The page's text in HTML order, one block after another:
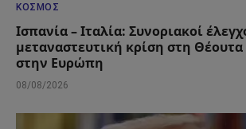
ΚΌΣΜΟΣ
Ισπανία – Ιταλία: Συνοριακοί
μεταναστευτική κρίση στη
στην Ευρώπη
08/08/2026